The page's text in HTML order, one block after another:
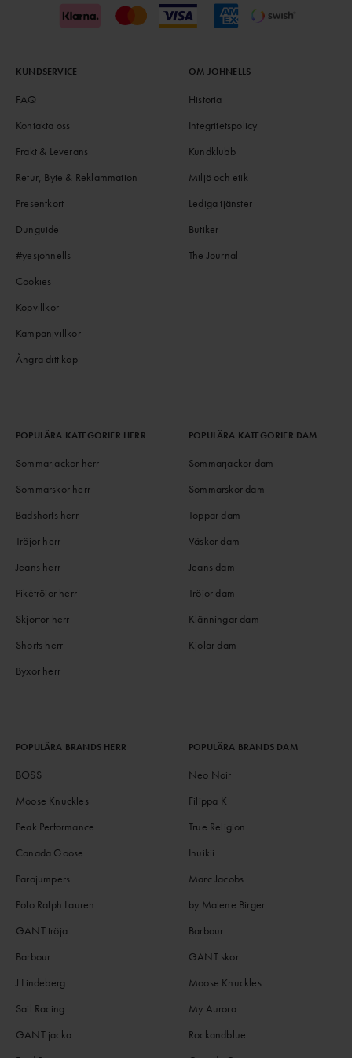
KUNDSERVICE
FAQ
Kontakta oss
Frakt & Leverans
Retur, Byte & Reklammation
Presentkort
Dunguide
#yesjohnells
Cookies
Köpvillkor
Kampanjvillkor
Ångra ditt köp
OM JOHNELLS
Historia
Integritetspolicy
Kundklubb
Miljö och etik
Lediga tjänster
Butiker
The Journal
POPULÄRA KATEGORIER HERR
Sommarjackor herr
Sommarskor herr
Badshorts herr
Tröjor herr
Jeans herr
Pikétröjor herr
Skjortor herr
Shorts herr
Byxor herr
POPULÄRA KATEGORIER DAM
Sommarjackor dam
Sommarskor dam
Toppar dam
Väskor dam
Jeans dam
Tröjor dam
Klänningar dam
Kjolar dam
POPULÄRA BRANDS HERR
BOSS
Moose Knuckles
Peak Performance
Canada Goose
Parajumpers
Polo Ralph Lauren
GANT tröja
Barbour
J.Lindeberg
Sail Racing
GANT jacka
POPULÄRA BRANDS DAM
Neo Noir
Filippa K
True Religion
Inuikii
Marc Jacobs
by Malene Birger
Barbour
GANT skor
Moose Knuckles
My Aurora
Rockandblue